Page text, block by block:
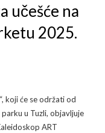
učešće na
2025.
koji će se održati od
u Tuzli, objavljuje
ART